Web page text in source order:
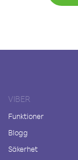
VIBER
Funktioner
Blogg
Säkerhet